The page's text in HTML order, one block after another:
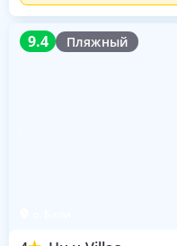
9.4 Пляжный
9.4